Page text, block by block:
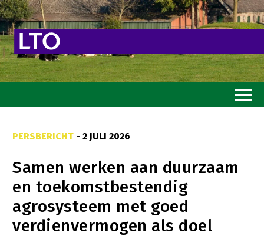
Goed eten
Mooi groen
Sterk ondernemerschap
PERSBERICHT - 2 JULI 2026
Samen werken aan duurzaam
en toekomstbestendig
agrosysteem met goed
verdienvermogen als doel